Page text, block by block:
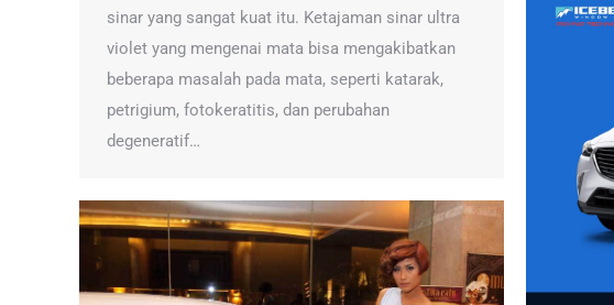
sinar yang sangat kuat itu. Ketajaman sinar ultra
violet yang mengenai mata bisa mengakibatkan
beberapa masalah pada mata, seperti katarak,
petrigium, fotokeratitis, dan perubahan
degeneratif…